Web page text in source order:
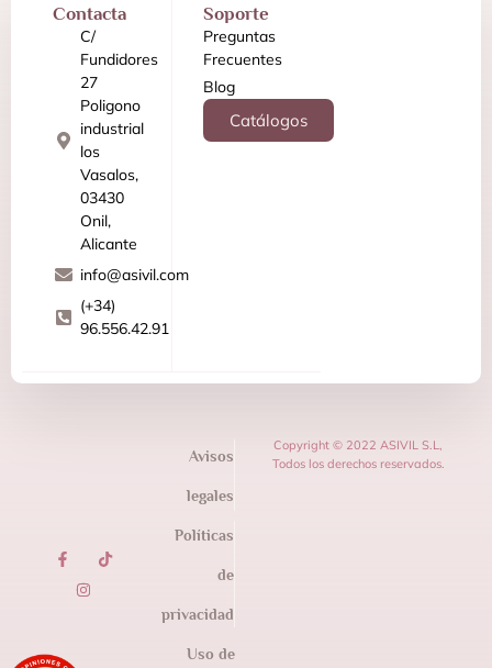
Contacta
C/
Fundidores
27
Poligono
industrial
los
Vasalos,
03430
Onil,
Alicante
info@asivil.com
(+34)
96.556.42.91
Soporte
Preguntas
Frecuentes
Blog
Catálogos
Avisos
legales
Políticas
de
privacidad
Uso de
Copyright © 2022 ASIVIL S.L,
Todos los derechos reservados.